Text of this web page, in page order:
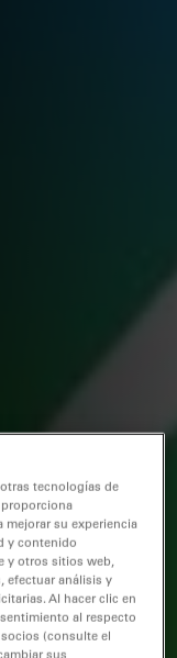
tecnologías de
su experiencia
y contenido
y otros sitios web,
efectuar análisis y
Al hacer clic en
al respecto
(consulte el
sus